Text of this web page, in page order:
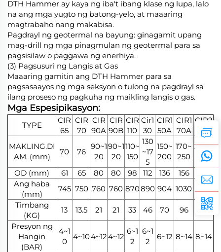
DTH Hammer ay kaya ng iba't ibang klase ng lupa, lalo
na ang mga yugto ng batong-yelo, at maaaring
magtrabaho nang makabisa.
Pagdrayl ng geotermal na bayung: ginagamit upang
mag-drill ng mga pinagmulan ng geotermal para sa
pagsisilaw o paggawa ng enerhiya.
(3) Pagsusuri ng Langis at Gas
Maaaring gamitin ang DTH Hammer para sa
pagsasaayos ng mga seksyon o tulong na pagdrayl sa
ilang proseso ng pagkuha ng maikling langis o gas.
Mga Espesipikasyon:
TYPE
CIR
65
CIR
70
CIR
90A
CIR
90B
CIR
110
Cir1
30
CIR1
50A
CIR1
70A
CIR2
00A
MAKLING.DI
AM. (mm)
70 76
90~1
20
90~1
20
110~
150
130
~17
5
150~
200
170~
250
200~
250
OD (mm)
61 65 80 80 98 112 136 156
Ang haba
(mm)
745 750 760 760 870890 904 1030
Timbang
(KG)
13 13.5 21 21 33 46 70 96
130
Presyon ng
Hangin
(BAR)
4~1
0
4~104~124~12
6~1
2
6~1
2
6~12 8~14 8~14